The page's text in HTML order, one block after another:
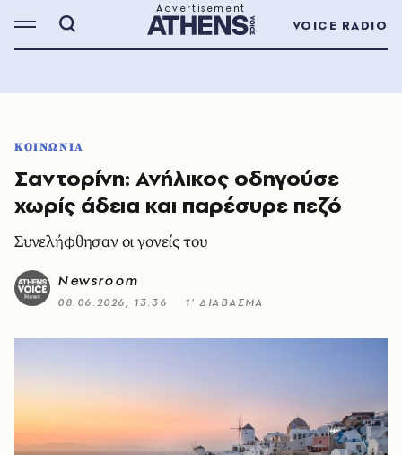
VOICE RADIO
ΚΟΙΝΩΝΙΑ
Σαντορίνη: Ανήλικος οδηγούσε
χωρίς άδεια και παρέσυρε πεζό
Συνελήφθησαν οι γονείς του
Newsroom
08.06.2026, 13:36 1’ ΔΙΑΒΑΣΜΑ